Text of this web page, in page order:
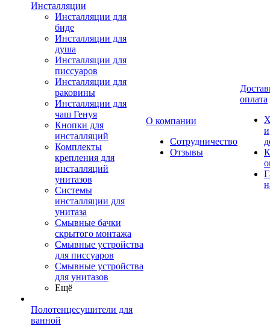
Инсталляции
Инсталляции для
биде
Инсталляции для
душа
Инсталляции для
писсуаров
Инсталляции для
раковины
Инсталляции для
чаш Генуя
Кнопки для
инсталляций
Комплекты
крепления для
инсталляций
унитазов
Системы
инсталляции для
унитаза
Смывные бачки
скрытого монтажа
Смывные устройства
для писсуаров
Смывные устройства
для унитазов
Ещё
Полотенцесушители для
ванной
О компании
Сотрудничество
Отзывы
оплата
и